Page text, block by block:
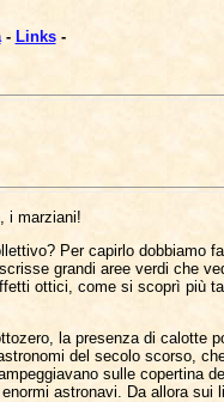
- Links-
i marziani!
Per capirlo dobbiamo
grandi aree verdi che
ottici, come si scoprì più
la presenza di calotte
del secolo scorso,
sulle copertina
astronavi. Da allora sui